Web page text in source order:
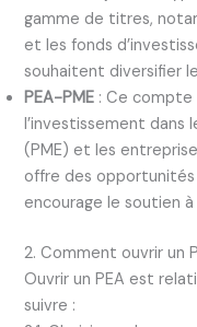
gamme de titres,
et les fonds
souhaitent diversifier
PEA-PME : Ce
l’investissement
(PME) et les
offre des
encourage le soutien à
2. Comment ouvrir un
Ouvrir un PEA est
suivre :